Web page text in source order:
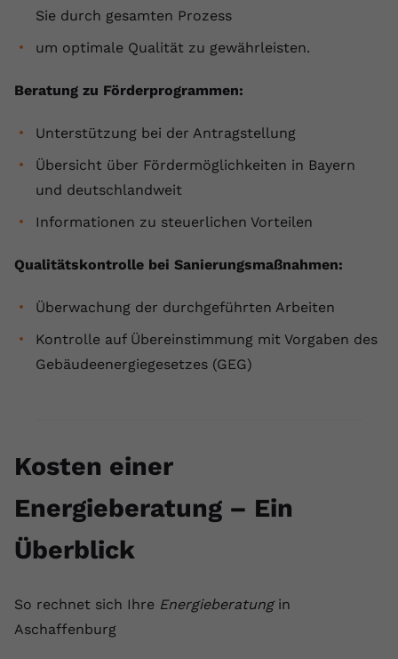
Sie durch gesamten Prozess
um optimale Qualität zu gewährleisten.
Beratung zu Förderprogrammen:
Unterstützung bei der Antragstellung
Übersicht über Fördermöglichkeiten in Bayern
und deutschlandweit
Informationen zu steuerlichen Vorteilen
Qualitätskontrolle bei Sanierungsmaßnahmen:
Überwachung der durchgeführten Arbeiten
Kontrolle auf Übereinstimmung mit Vorgaben des
Gebäudeenergiegesetzes (GEG)
Kosten einer
Energieberatung – Ein
Überblick
So rechnet sich Ihre Energieberatungin
Aschaffenburg